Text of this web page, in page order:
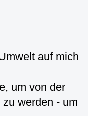
auf mich
um von der
werden - um